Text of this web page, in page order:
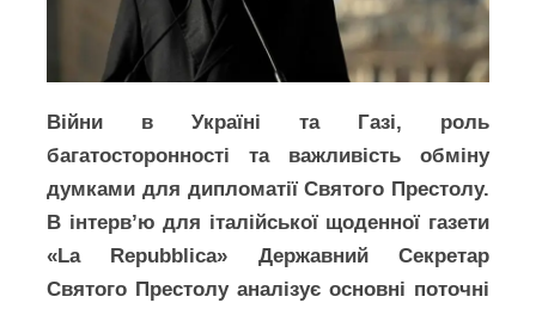
Війни в Україні та Газі, роль
багатосторонності та важливість обміну
думками для дипломатії Святого Престолу.
В інтерв’ю для італійської щоденної газети
«La Repubblica» Державний Секретар
Святого Престолу аналізує основні поточні